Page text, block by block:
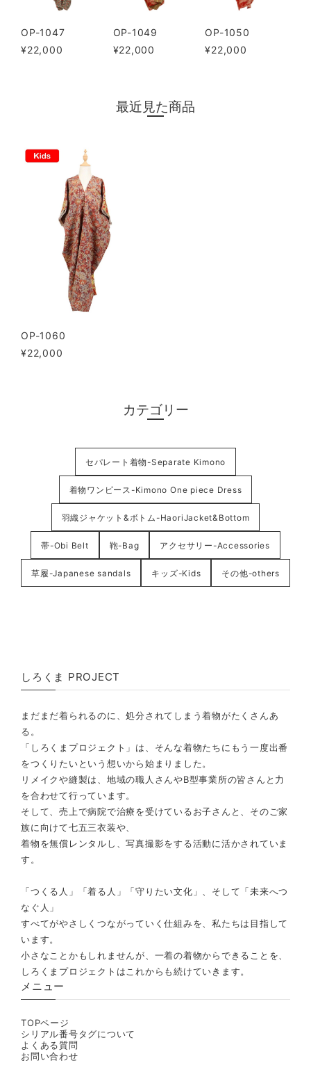
OP-1047
¥22,000
OP-1049
¥22,000
OP-1050
¥22,000
最近見た商品
OP-1060
¥22,000
カテゴリー
セパレート着物-Separate Kimono
着物ワンピース-Kimono One piece Dress
羽織ジャケット&ボトム-HaoriJacket&Bottom
帯-Obi Belt 鞄-Bag アクセサリー-Accessories
草履-Japanese sandals キッズ-Kids その他-others
しろくま PROJECT
まだまだ着られるのに、処分されてしまう着物がたくさんあ
る。
「しろくまプロジェクト」は、そんな着物たちにもう一度出番
をつくりたいという想いから始まりました。
リメイクや縫製は、地域の職人さんやB型事業所の皆さんと力
を合わせて行っています。
そして、売上で病院で治療を受けているお子さんと、そのご家
族に向けて七五三衣装や、
着物を無償レンタルし、写真撮影をする活動に活かされていま
す。
「つくる人」「着る人」「守りたい文化」、そして「未来へつ
なぐ人」
すべてがやさしくつながっていく仕組みを、私たちは目指して
います。
小さなことかもしれませんが、一着の着物からできることを、
しろくまプロジェクトはこれからも続けていきます。
メニュー
TOPページ
シリアル番号タグについて
よくある質問
お問い合わせ